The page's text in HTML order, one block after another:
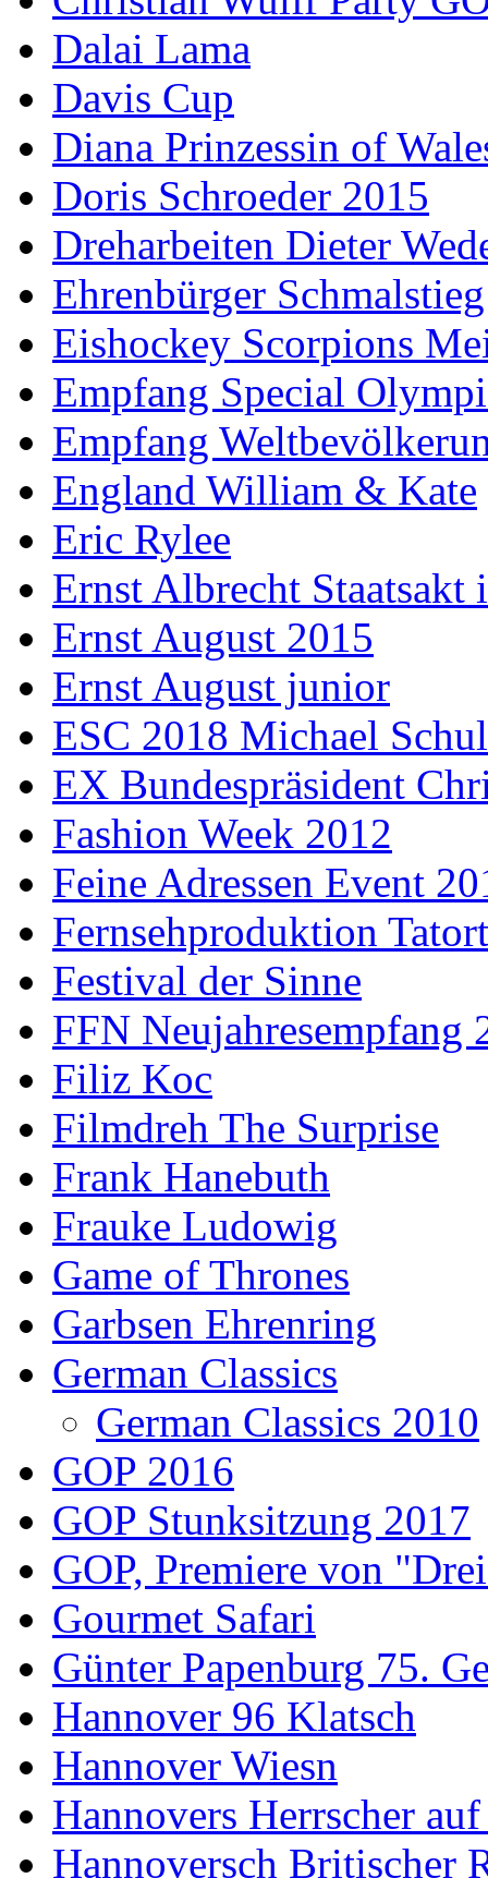
Dalai Lama
Davis Cup
Diana Prinzessin of
Doris Schroeder 2015
Dreharbeiten Dieter
Ehrenbürger Schmalstieg
Eishockey Scorpions
Empfang Special
Empfang
England William & Kate
Eric Rylee
Ernst Albrecht Staatsakt
Ernst August 2015
Ernst August junior
ESC 2018 Michael
EX Bundespräsident
Fashion Week 2012
Feine Adressen Event
Fernsehproduktion Tatort
Festival der Sinne
FFN Neujahresempfang
Filiz Koc
Filmdreh The Surprise
Frank Hanebuth
Frauke Ludowig
Game of Thrones
Garbsen Ehrenring
German Classics
German Classics 2010
GOP 2016
GOP Stunksitzung 2017
GOP, Premiere von
Gourmet Safari
Günter Papenburg 75.
Hannover 96 Klatsch
Hannover Wiesn
Hannovers Herrscher
Hannoversch Britischer